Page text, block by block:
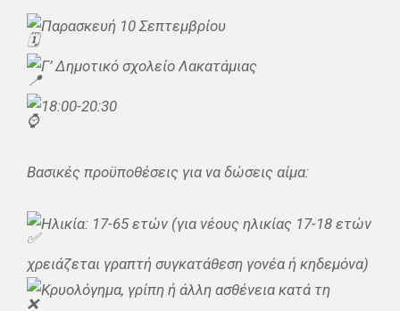
Παρασκευή 10 Σεπτεμβρίου
Γ’ Δημοτικό σχολείο Λακατάμιας
18:00-20:30
Βασικές προϋποθέσεις για να δώσεις αίμα:
Ηλικία: 17-65 ετών (για νέους ηλικίας 17-18 ετών
χρειάζεται γραπτή συγκατάθεση γονέα ή κηδεμόνα)
Κρυολόγημα, γρίπη ή άλλη ασθένεια κατά τη